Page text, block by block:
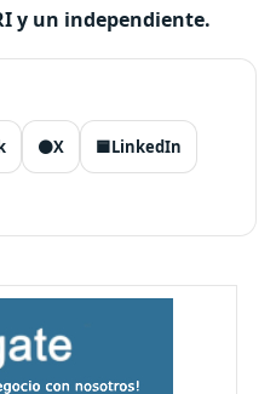
y un independiente.
⚫X 🟦LinkedIn